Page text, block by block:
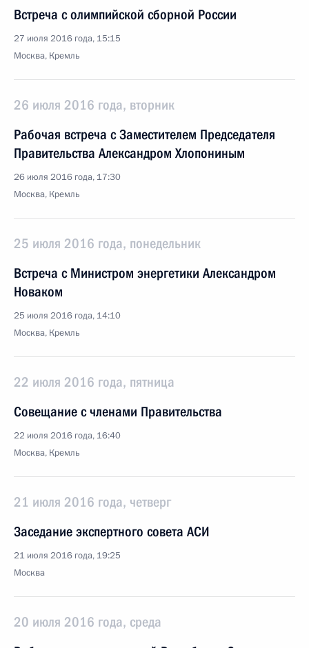
Встреча с олимпийской сборной России
27 июля 2016 года, 15:15
Москва, Кремль
26 июля 2016 года, вторник
Рабочая встреча с Заместителем Председателя
Правительства Александром Хлопониным
26 июля 2016 года, 17:30
Москва, Кремль
25 июля 2016 года, понедельник
Встреча с Министром энергетики Александром
Новаком
25 июля 2016 года, 14:10
Москва, Кремль
22 июля 2016 года, пятница
Совещание с членами Правительства
22 июля 2016 года, 16:40
Москва, Кремль
21 июля 2016 года, четверг
Заседание экспертного совета АСИ
21 июля 2016 года, 19:25
Москва
20 июля 2016 года, среда